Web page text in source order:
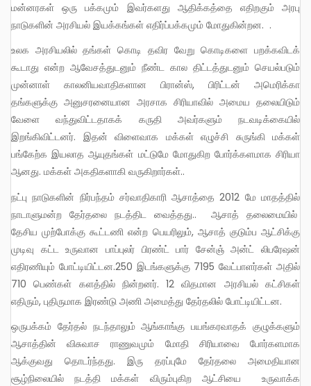
மன்னரகள் ஒரு பக்கமும் இவர்களது ஆதிக்கத்தை எதிறகும் அரபு
நாடுகளின் அரசியல் இயக்கங்கள் எதிர்ப்பக்கமும் மோதுகின்றன. .
உலக அரசியலில் தங்கள் கொடி தவிர வேறு கொடிகளை பறக்கவிடக்
கூடாது என்ற ஆவேசத்துடனும் நீண்ட கால திட்டத்துடனும் செயல்படும்
முன்னாள் காலனியவாதிகளான பிரான்ஸ், பிரிட்டன் அமெரிக்கா
தங்களுக்கு அனுசரனையான அரசாக சிரியாவில் அமைய தலையிடும்
வேளை வந்துவிட்டதாகக் கருதி அவர்களும் நடவடிக்கையில்
இறங்கிவிட்டனர். இதன் விளைவாக மக்கள் எழுச்சி சுருங்கி மக்கள்
பங்கேற்க இயலாத ஆயுதங்கள் மட்டுமே மோதுகிற போர்க்களமாக சிரியா
ஆனது. மக்கள் அகதிகளாகி வருகிறார்கள்..
நட்பு நாடுகளின் நிர்பந்தம் சர்வாதிகாரி ஆசாத்தை 2012 மே மாதத்தில்
நாடாளுமன்ற தேர்தலை நடத்திட வைத்தது.. ஆசாத் தலைமையில்
தேசிய முற்போக்கு கூட்டணி என்ற பெயரிலும், ஆசாத் குடும்ப ஆட்சிக்கு
முடிவு கட்ட உருவான பாப்புலர் பிரண்ட் பார் சேன்ஞ் அன்ட் லிபரேஷன்
எதிரணியும் போட்டியிட்டன.250 இடங்களுக்கு 7195 வேட்பாளர்கள் அதில்
710 பெண்கள் களத்தில் நின்றனர். 12 விதமான அரசியல் கட்சிகள்
எதிரும், புதிருமாக இரண்டு அணி அமைத்து தேர்தலில் போட்டியிட்டன.
ஒருபக்கம் தேர்தல் நடந்தாலும் ஆங்காங்கு பயங்கரவாதக் குழுக்களும்
ஆசாத்தின் விசுவாச ராணுவமும் மோதி சிரியாவை போர்களமாக
ஆக்குவது தொடர்ந்தது. இரு தரப்புமே தேர்தலை அமைதியான
சூழ்நிலையில் நடத்தி மக்கள் விரும்புகிற ஆட்சியை உருவாக்க